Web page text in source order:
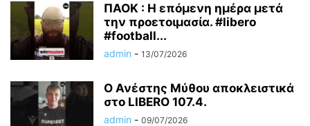
ΠΑΟΚ : Η επόμενη ημέρα μετά
την προετοιμασία. #libero
#football...
admin - 13/07/2026
Ο Ανέστης Μύθου αποκλειστικά
στο LIBERO 107.4.
admin - 09/07/2026